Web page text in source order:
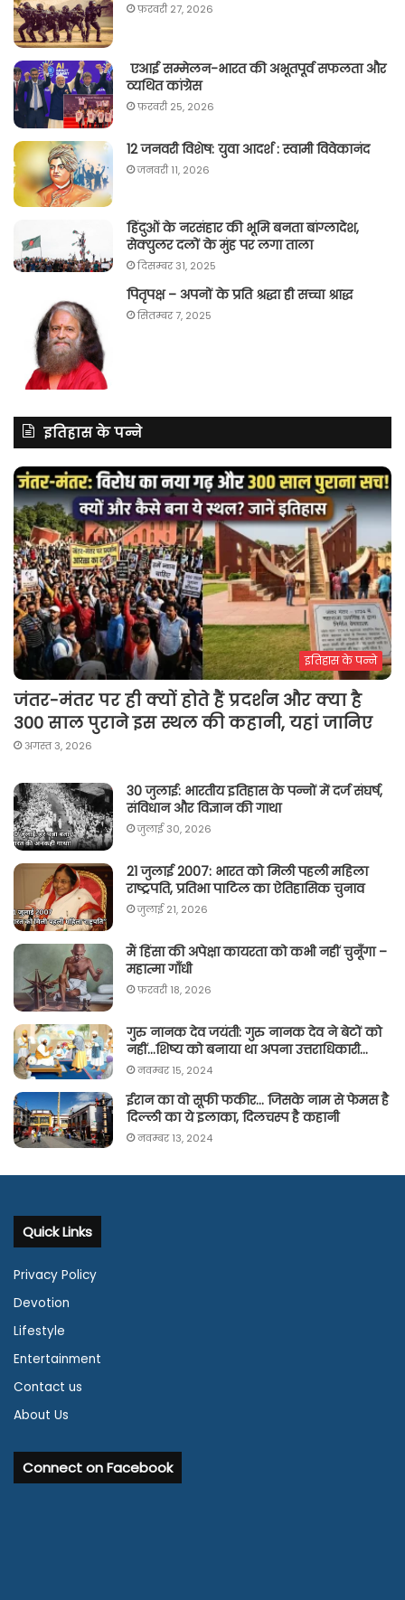
फ़रवरी 27, 2026
एआई सम्मेलन-भारत की अभूतपूर्व सफलता और
व्यथित कांग्रेस
फ़रवरी 25, 2026
12 जनवरी विशेष: युवा आदर्श : स्वामी विवेकानंद
जनवरी 11, 2026
हिंदुओं के नरसंहार की भूमि बनता बांग्लादेश,
सेक्युलर दलों के मुंह पर लगा ताला
दिसम्बर 31, 2025
पितृपक्ष – अपनों के प्रति श्रद्धा ही सच्चा श्राद्ध
सितम्बर 7, 2025
इतिहास के पन्ने
इतिहास के पन्ने
जंतर-मंतर पर ही क्यों होते हैं प्रदर्शन और क्या है
300 साल पुराने इस स्थल की कहानी, यहां जानिए
अगस्त 3, 2026
30 जुलाई: भारतीय इतिहास के पन्नों में दर्ज संघर्ष,
संविधान और विज्ञान की गाथा
जुलाई 30, 2026
21 जुलाई 2007: भारत को मिली पहली महिला
राष्ट्रपति, प्रतिभा पाटिल का ऐतिहासिक चुनाव
जुलाई 21, 2026
मैं हिंसा की अपेक्षा कायरता को कभी नहीं चुनूँगा –
महात्मा गाँधी
फ़रवरी 18, 2026
गुरु नानक देव जयंती: गुरु नानक देव ने बेटों को
नहीं…शिष्य को बनाया था अपना उत्तराधिकारी…
नवम्बर 15, 2024
ईरान का वो सूफी फकीर… जिसके नाम से फेमस है
दिल्ली का ये इलाका, दिलचस्प है कहानी
नवम्बर 13, 2024
Quick Links
Privacy Policy
Devotion
Lifestyle
Entertainment
Contact us
About Us
Connect on Facebook